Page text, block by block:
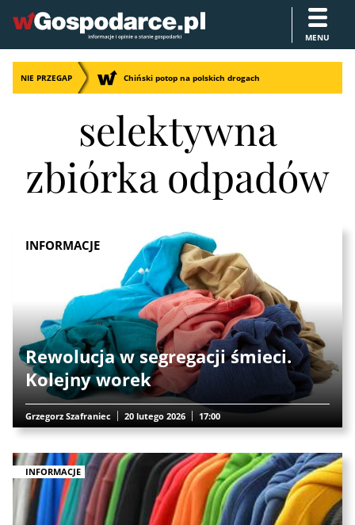
MENU
NIE PRZEGAP Chiński potop na polskich drogach
selektywna
zbiórka odpadów
INFORMACJE
Rewolucja w segregacji śmieci.
Kolejny worek
Grzegorz Szafraniec 20 lutego 2026 17:00
INFORMACJE